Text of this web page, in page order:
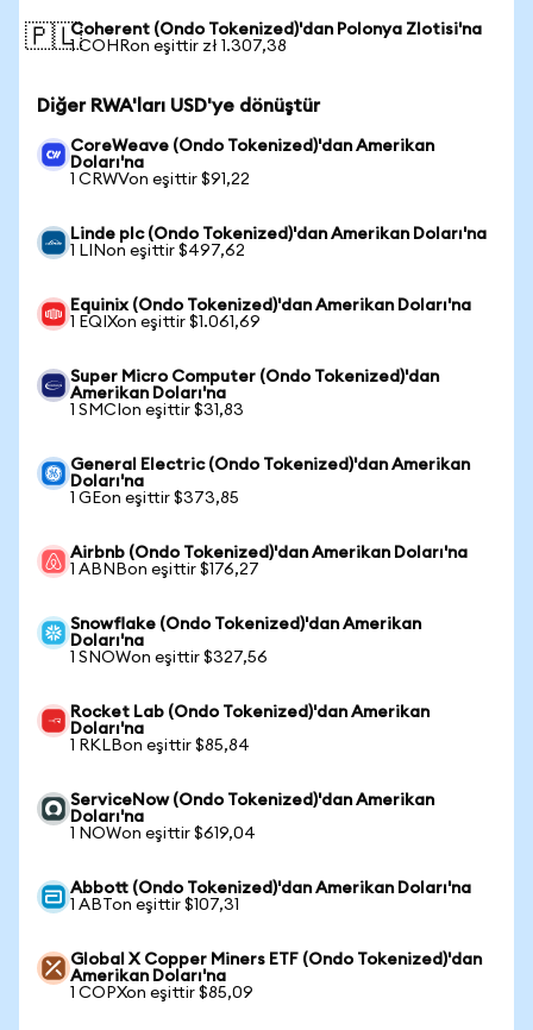
🇵🇱Coherent (Ondo Tokenized)'dan Polonya Zlotisi'na
1 COHRon eşittir zł 1.307,38
Diğer RWA'ları USD'ye dönüştür
CoreWeave (Ondo Tokenized)'dan Amerikan
Doları'na
1 CRWVon eşittir $91,22
Linde plc (Ondo Tokenized)'dan Amerikan Doları'na
1 LINon eşittir $497,62
Equinix (Ondo Tokenized)'dan Amerikan Doları'na
1 EQIXon eşittir $1.061,69
Super Micro Computer (Ondo Tokenized)'dan
Amerikan Doları'na
1 SMCIon eşittir $31,83
General Electric (Ondo Tokenized)'dan Amerikan
Doları'na
1 GEon eşittir $373,85
Airbnb (Ondo Tokenized)'dan Amerikan Doları'na
1 ABNBon eşittir $176,27
Snowflake (Ondo Tokenized)'dan Amerikan
Doları'na
1 SNOWon eşittir $327,56
Rocket Lab (Ondo Tokenized)'dan Amerikan
Doları'na
1 RKLBon eşittir $85,84
ServiceNow (Ondo Tokenized)'dan Amerikan
Doları'na
1 NOWon eşittir $619,04
Abbott (Ondo Tokenized)'dan Amerikan Doları'na
1 ABTon eşittir $107,31
Global X Copper Miners ETF (Ondo Tokenized)'dan
Amerikan Doları'na
1 COPXon eşittir $85,09